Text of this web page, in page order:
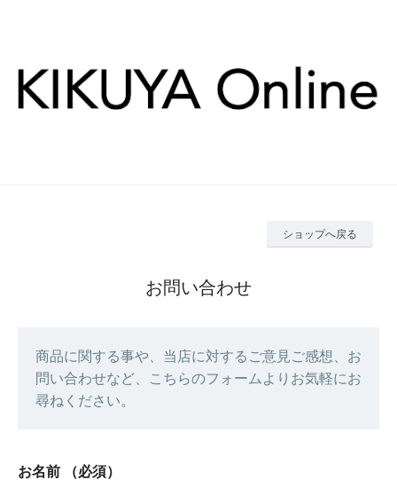
ショップへ戻る
お問い合わせ
商品に関する事や、当店に対するご意見ご感想、お
問い合わせなど、こちらのフォームよりお気軽にお
尋ねください。
お名前 （必須）